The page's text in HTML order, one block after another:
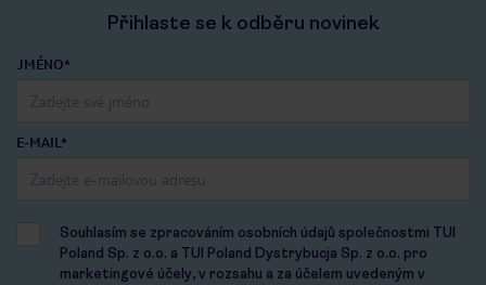
Přihlaste se k odběru novinek
JMÉNO*
E-MAIL*
Souhlasím se zpracováním osobních údajů společnostmi TUI
Poland Sp. z o.o. a TUI Poland Dystrybucja Sp. z o.o. pro
marketingové účely, v rozsahu a za účelem uvedeným v